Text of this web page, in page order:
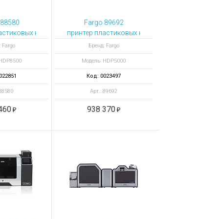
ISO Mag Stripe и смарт-
карт HDP8500 с выпрямителем карт и HID Prox
Fargo
Fargo 89692
принтер пластиковых карт HDP5000
Бренд: Fargo
Модель: HDP5000
Код: 0023497
Арт.: 89692
938 370